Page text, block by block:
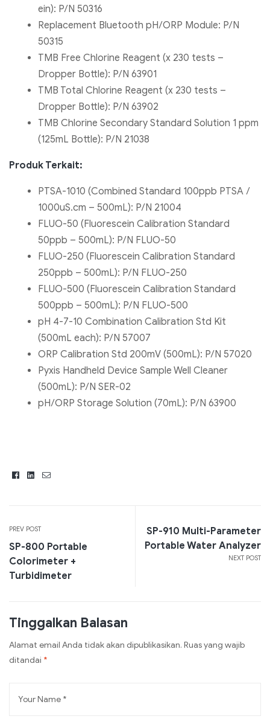
ein): P/N 50316
Replacement Bluetooth pH/ORP Module: P/N
50315
TMB Free Chlorine Reagent (x 230 tests –
Dropper Bottle): P/N 63901
TMB Total Chlorine Reagent (x 230 tests –
Dropper Bottle): P/N 63902
TMB Chlorine Secondary Standard Solution 1 ppm
(125mL Bottle): P/N 21038
Produk Terkait:
PTSA-1010 (Combined Standard 100ppb PTSA /
1000uS.cm – 500mL): P/N 21004
FLUO-50 (Fluorescein Calibration Standard
50ppb – 500mL): P/N FLUO-50
FLUO-250 (Fluorescein Calibration Standard
250ppb – 500mL): P/N FLUO-250
FLUO-500 (Fluorescein Calibration Standard
500ppb – 500mL): P/N FLUO-500
pH 4-7-10 Combination Calibration Std Kit
(500mL each): P/N 57007
ORP Calibration Std 200mV (500mL): P/N 57020
Pyxis Handheld Device Sample Well Cleaner
(500mL): P/N SER-02
pH/ORP Storage Solution (70mL): P/N 63900
FacebookLinkedin
Email
PREV POST
SP-800 Portable
Colorimeter +
Turbidimeter
NEXT POST
SP-910 Multi-Parameter
Portable Water Analyzer
Tinggalkan Balasan
Alamat email Anda tidak akan dipublikasikan. Ruas yang wajib
ditandai *